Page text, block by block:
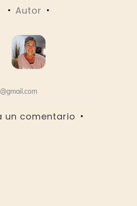
Autor
un comentario